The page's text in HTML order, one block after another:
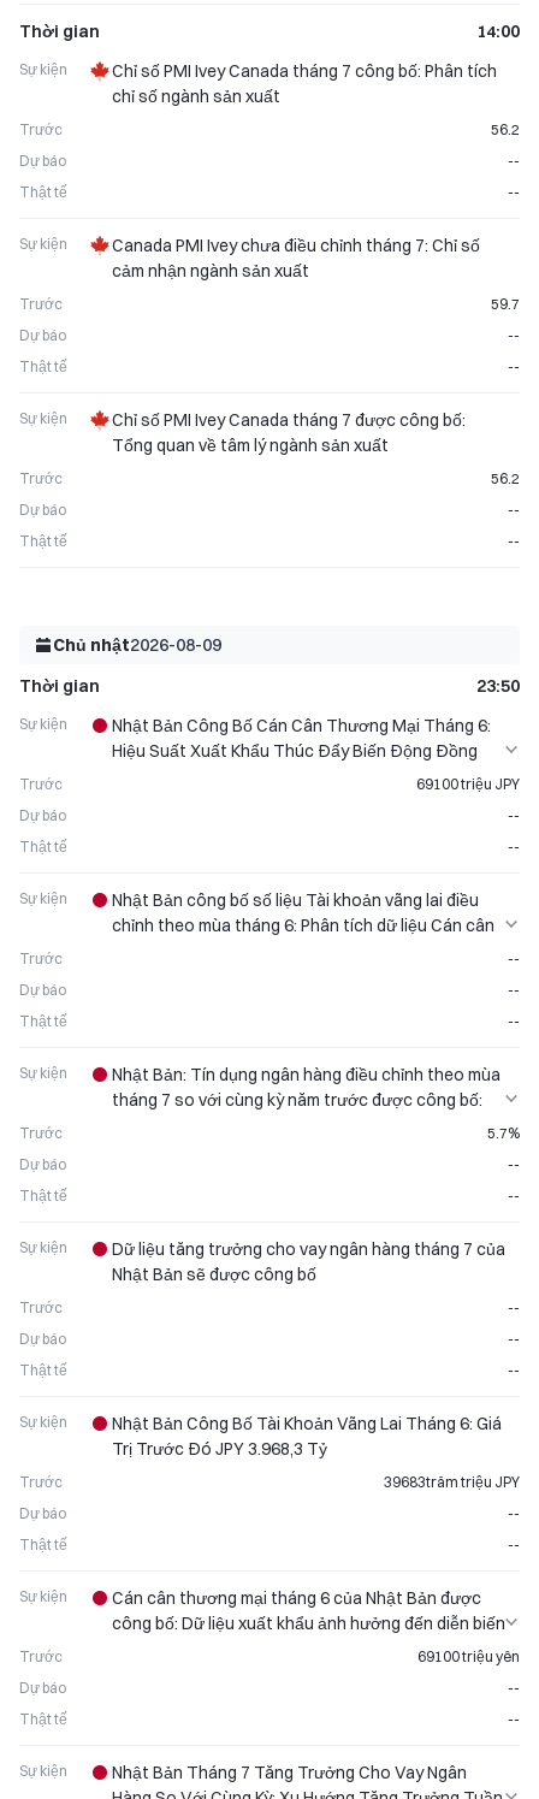
Thời gian 14:00
Sự kiện
Chỉ số PMI Ivey Canada tháng 7 công bố: Phân tích
chỉ số ngành sản xuất
Trước
56.2
Dự báo
--
Thật tế
--
Sự kiện
Canada PMI Ivey chưa điều chỉnh tháng 7: Chỉ số
cảm nhận ngành sản xuất
Trước
59.7
Dự báo
--
Thật tế
--
Sự kiện
Chỉ số PMI Ivey Canada tháng 7 được công bố:
Tổng quan về tâm lý ngành sản xuất
Trước
56.2
Dự báo
--
Thật tế
--
Chủ nhật2026-08-09
Thời gian
23:50
Sự kiện
Nhật Bản Công Bố Cán Cân Thương Mại Tháng 6:
Hiệu Suất Xuất Khẩu Thúc Đẩy Biến Động Đồng
Trước
69100 triệu JPY
Dự báo
--
Thật tế
--
Sự kiện
Nhật Bản công bố số liệu Tài khoản vãng lai điều
chỉnh theo mùa tháng 6: Phân tích dữ liệu Cán cân
Trước
--
Dự báo
--
Thật tế
--
Sự kiện
Nhật Bản: Tín dụng ngân hàng điều chỉnh theo mùa
tháng 7 so với cùng kỳ năm trước được công bố:
Trước
5.7%
Dự báo
--
Thật tế
--
Sự kiện
Dữ liệu tăng trưởng cho vay ngân hàng tháng 7 của
Nhật Bản sẽ được công bố
Trước
--
Dự báo
--
Thật tế
--
Sự kiện
Nhật Bản Công Bố Tài Khoản Vãng Lai Tháng 6: Giá
Trị Trước Đó JPY 3.968,3 Tỷ
Trước
39683trăm triệu JPY
Dự báo
--
Thật tế
--
Sự kiện
Cán cân thương mại tháng 6 của Nhật Bản được
công bố: Dữ liệu xuất khẩu ảnh hưởng đến diễn biến
Trước
69100 triệu yên
Dự báo
--
Thật tế
--
Sự kiện
Nhật Bản Tháng 7 Tăng Trưởng Cho Vay Ngân